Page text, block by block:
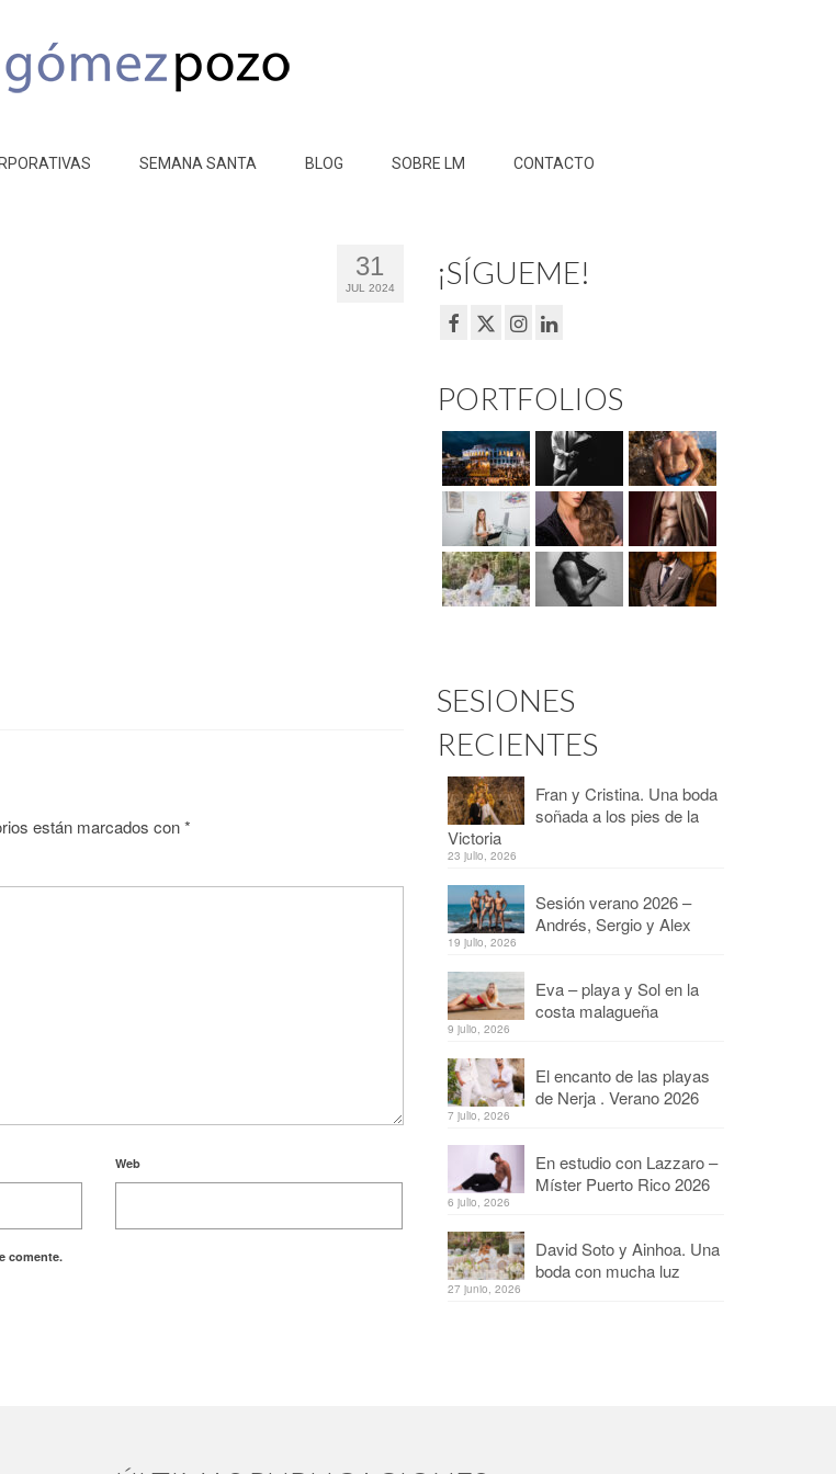
SEMANA SANTA BLOG SOBRE LM CONTACTO
31
JUL 2024
están marcados con*
Web
comente.
¡SÍGUEME!
PORTFOLIOS
SESIONES
RECIENTES
Fran y Cristina. Una boda
soñada a los pies de la
Victoria
23 julio, 2026
Sesión verano 2026 –
Andrés, Sergio y Alex
19 julio, 2026
Eva – playa y Sol en la
costa malagueña
9 julio, 2026
El encanto de las playas
de Nerja . Verano 2026
7 julio, 2026
En estudio con Lazzaro –
Míster Puerto Rico 2026
6 julio, 2026
David Soto y Ainhoa. Una
boda con mucha luz
27 junio, 2026